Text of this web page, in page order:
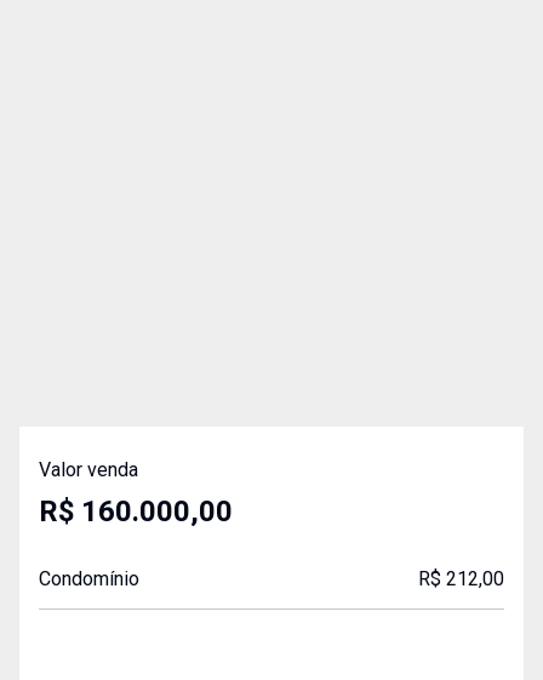
Valor venda
R$ 160.000,00
Condomínio R$ 212,00